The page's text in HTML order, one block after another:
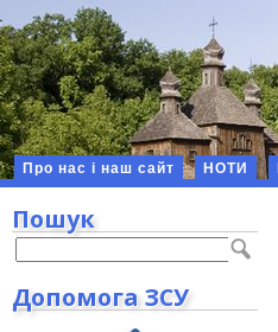
Про нас і наш сайт НОТИ
Пошук
Допомога ЗСУ